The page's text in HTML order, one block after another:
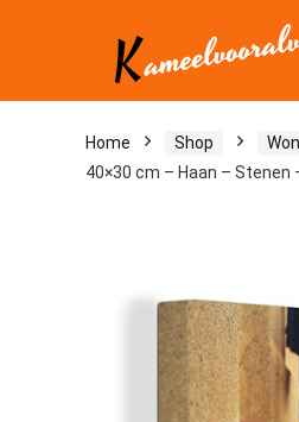
Home Shop
40×30 cm – Haan – Stenen